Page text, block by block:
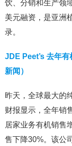
饮、分销和生产领
美元融资，是亚洲
录。
JDE Peet’s 去年
新闻）
昨天，全球最大的
财报显示，全年销
居家业务有机销售
售下降30%。该公